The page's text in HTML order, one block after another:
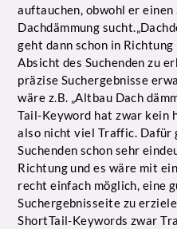
auftauchen, obwohl er
Dachdämmung
geht dann schon in
Absicht des Suchenden zu
präzise Suchergebnisse
wäre z.B. „Altbau Dach
Tail-Keyword hat zwar kein
also nicht viel Traffic. Dafür
Suchenden schon sehr
Richtung und es wäre mit
recht einfach möglich, eine
Suchergebnisseite zu
ShortTail-Keywords zwar